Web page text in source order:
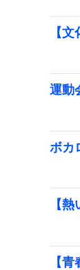
【
運動
ボカ
【
【